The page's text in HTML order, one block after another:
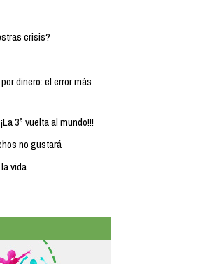
crisis?
dinero: el error más
3ª vuelta al mundo!!!
no gustará
vida